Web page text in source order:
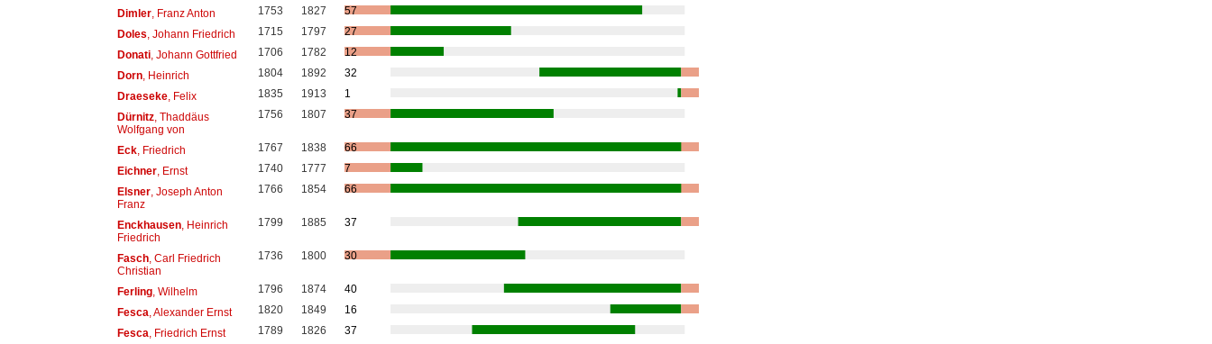
Dimler, Franz Anton 1753 1827
57
Doles , Johann Friedrich 1715 1797
27
Donati, Johann Gottfried 1706 1782
12
Dorn, Heinrich 1804 1892
32
Draeseke, Felix 1835 1913
1
Dürnitz, Thaddäus
Wolfgang von
1756 1807 37
Eck, Friedrich 1767 1838
66
Eichner, Ernst 1740 1777
7
Elsner, Joseph Anton
Franz
1766 1854 66
Enckhausen, Heinrich
Friedrich
1799 1885 37
Fasch, Carl Friedrich
Christian
1736 1800 30
Ferling, Wilhelm 1796 1874
40
Fesca , Alexander Ernst 1820 1849
16
Fesca , Friedrich Ernst 1789 1826
37